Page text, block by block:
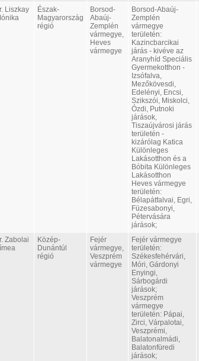
Liszkay
Észak-
Magyarország
régió
Borsod-
Abaúj-
Zemplén
vármegye,
Heves
vármegye
Borsod-Abaúj-
Zemplén
vármegye
területén:
Kazincbarcikai
járás - kivéve az
Aranyhíd Speciális
Gyermekotthon -
Izsófalva,
Mezőkövesdi,
Edelényi, Encsi,
Szikszói, Miskolci,
Ózdi, Putnoki
járások,
Tiszaújvárosi járás
területén -
kizárólag Katica
Különleges
Lakásotthon és a
Bóbita Különleges
Lakásotthon
Heves vármegye
területén:
Bélapátfalvai, Egri,
Füzesabonyi,
Pétervására
járások;
Zabolai
Közép-
Dunántúl
régió
Fejér
vármegye,
Veszprém
vármegye
Fejér vármegye
területén:
Székesfehérvári,
Móri, Gárdonyi
Enyingi,
Sárbogárdi
járások;
Veszprém
vármegye
területén: Pápai,
Zirci, Várpalotai,
Veszprémi,
Balatonalmádi,
Balatonfüredi
járások;